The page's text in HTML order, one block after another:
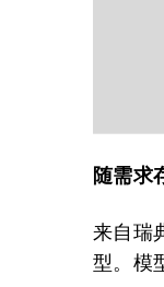
随需求
来自瑞
型。模